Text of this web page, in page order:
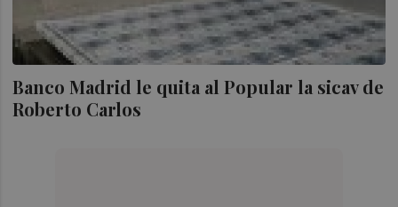
Banco Madrid le quita al Popular la sicav de
Roberto Carlos